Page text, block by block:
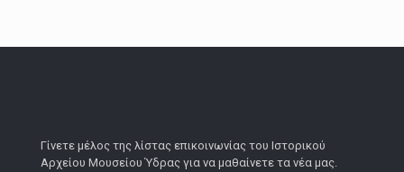
Γίνετε μέλος της λίστας επικοινωνίας του Ιστορικού
Αρχείου Μουσείου Ύδρας για να μαθαίνετε τα νέα μας.